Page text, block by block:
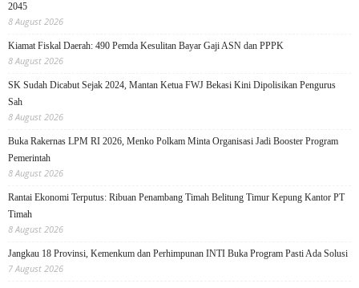
2045
8 August 2026
Kiamat Fiskal Daerah: 490 Pemda Kesulitan Bayar Gaji ASN dan PPPK
8 August 2026
SK Sudah Dicabut Sejak 2024, Mantan Ketua FWJ Bekasi Kini Dipolisikan Pengurus
Sah
8 August 2026
Buka Rakernas LPM RI 2026, Menko Polkam Minta Organisasi Jadi Booster Program
Pemerintah
8 August 2026
Rantai Ekonomi Terputus: Ribuan Penambang Timah Belitung Timur Kepung Kantor PT
Timah
8 August 2026
Jangkau 18 Provinsi, Kemenkum dan Perhimpunan INTI Buka Program Pasti Ada Solusi
7 August 2026